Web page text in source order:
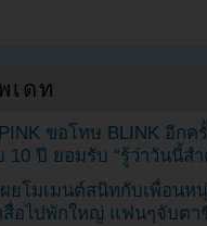
เดท
ขอโทษ BLINK อีกค
10 ปี ยอมรับ “รู้ว่าวันนี้ส
ยโมเมนต์สนิทกับเพื่อนห
สื่อไปพักใหญ่ แฟนๆจับตา